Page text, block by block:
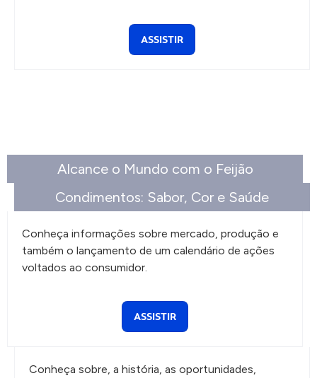
ASSISTIR
Alcance o Mundo com o Feijão
Condimentos: Sabor, Cor e Saúde
Conheça informações sobre mercado, produção e
também o lançamento de um calendário de ações
voltados ao consumidor.
ASSISTIR
Conheça sobre, a história, as oportunidades,